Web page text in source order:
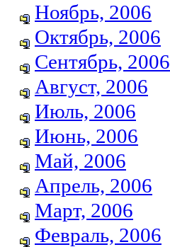
Ноябрь, 2006
Октябрь, 2006
Сентябрь, 2006
Август, 2006
Июль, 2006
Июнь, 2006
Май, 2006
Апрель, 2006
Март, 2006
Февраль, 2006